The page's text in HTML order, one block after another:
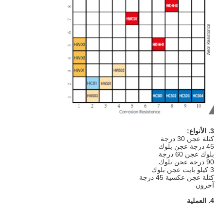
3. الأنواع:
كتلة عجن 30 درجة
45 درجة عجن بلوك
بلوك عجن 60 درجة
90 درجة عجن بلوك
3 كيلو بايت عجن بلوك
كتلة عجن عكسية 45 درجة
آحرون
4. العملية